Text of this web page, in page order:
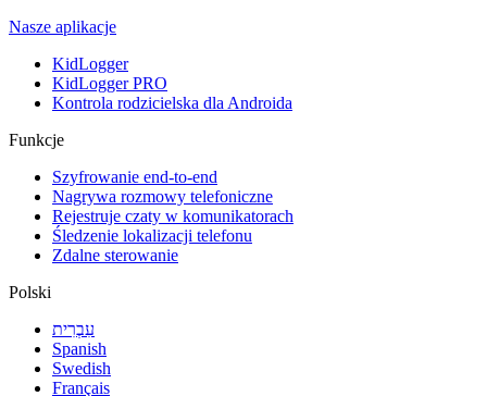
Nasze aplikacje
KidLogger
KidLogger PRO
Kontrola rodzicielska dla Androida
Funkcje
Szyfrowanie end-to-end
Nagrywa rozmowy telefoniczne
Rejestruje czaty w komunikatorach
Śledzenie lokalizacji telefonu
Zdalne sterowanie
Polski
עִבְרִית
Spanish
Swedish
Français